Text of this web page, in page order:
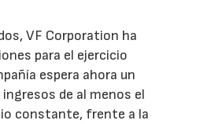
VF Corporation ha
para el ejercicio
espera ahora un
de al menos el
constante, frente a la